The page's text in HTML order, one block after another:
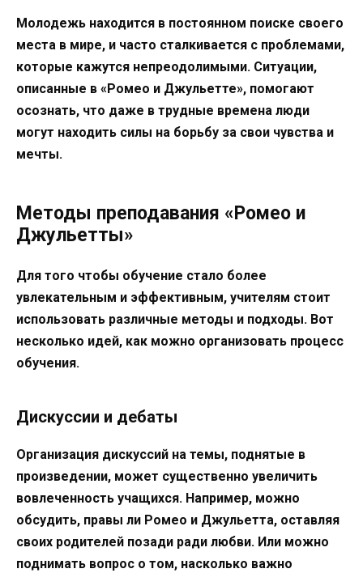
Молодежь находится в постоянном поиске своего
места в мире, и часто сталкивается с проблемами,
которые кажутся непреодолимыми. Ситуации,
описанные в «Ромео и Джульетте», помогают
осознать, что даже в трудные времена люди
могут находить силы на борьбу за свои чувства и
мечты.
Методы преподавания «Ромео и
Джульетты»
Для того чтобы обучение стало более
увлекательным и эффективным, учителям стоит
использовать различные методы и подходы. Вот
несколько идей, как можно организовать процесс
обучения.
Дискуссии и дебаты
Организация дискуссий на темы, поднятые в
произведении, может существенно увеличить
вовлеченность учащихся. Например, можно
обсудить, правы ли Ромео и Джульетта, оставляя
своих родителей позади ради любви. Или можно
поднимать вопрос о том, насколько важно